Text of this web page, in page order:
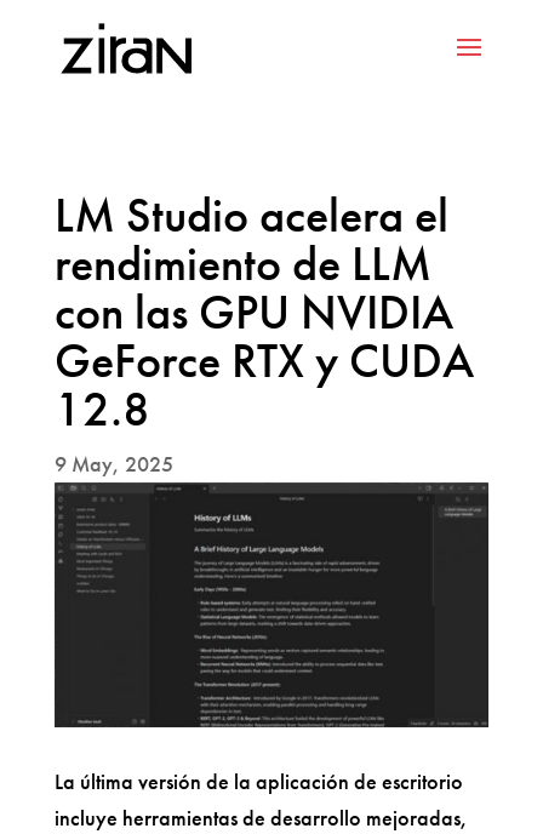
LM Studio acelera el
rendimiento de LLM
con las GPU NVIDIA
GeForce RTX y CUDA
12.8
9 May, 2025
La última versión de la aplicación de escritorio
incluye herramientas de desarrollo mejoradas,